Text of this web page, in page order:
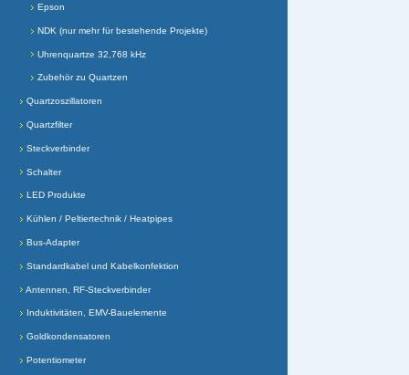
Epson
NDK (nur mehr für bestehende Projekte)
Uhrenquartze 32,768 kHz
Zubehör zu Quartzen
Quartzoszillatoren
Quartzfilter
Steckverbinder
Schalter
LED Produkte
Kühlen / Peltiertechnik / Heatpipes
Bus-Adapter
Standardkabel und Kabelkonfektion
Antennen, RF-Steckverbinder
Induktivitäten, EMV-Bauelemente
Goldkondensatoren
Potentiometer